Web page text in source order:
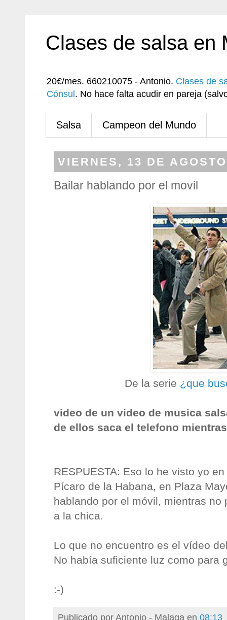
Clases de salsa en
20€/mes. 660210075 - Antonio. Clases de
Cónsul . No hace falta acudir en pareja
Salsa Campeon del Mundo
VIERNES, 13 DE
Bailar hablando por el movil
De la serie ¿que
video de un video de musica
de ellos saca el telefono
RESPUESTA: Eso lo he visto yo
Pícaro de la Habana, en Plaza
hablando por el móvil, mientras no
a la chica.
Lo que no encuentro es el vídeo
No había suficiente luz como para
:-)
Publicado porAntonio - Malaga en 08:13